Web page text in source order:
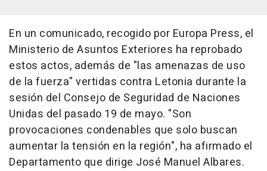
En un comunicado, recogido por Europa Press, el
Ministerio de Asuntos Exteriores ha reprobado
estos actos, además de "las amenazas de uso
de la fuerza" vertidas contra Letonia durante la
sesión del Consejo de Seguridad de Naciones
Unidas del pasado 19 de mayo. "Son
provocaciones condenables que solo buscan
aumentar la tensión en la región", ha afirmado el
Departamento que dirige José Manuel Albares.